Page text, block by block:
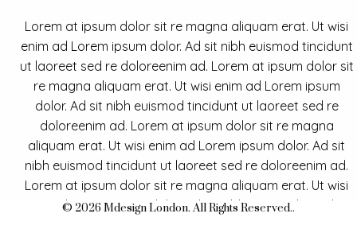
Lorem at ipsum dolor sit re magna aliquam erat. Ut wisi
enim ad Lorem ipsum dolor. Ad sit nibh euismod tincidunt
ut laoreet sed re doloreenim ad. Lorem at ipsum dolor sit
re magna aliquam erat. Ut wisi enim ad Lorem ipsum
dolor. Ad sit nibh euismod tincidunt ut laoreet sed re
doloreenim ad. Lorem at ipsum dolor sit re magna
aliquam erat. Ut wisi enim ad Lorem ipsum dolor. Ad sit
nibh euismod tincidunt ut laoreet sed re doloreenim ad.
Lorem at ipsum dolor sit re magna aliquam erat. Ut wisi
enim ad Lorem ipsum dolor. Ad sit nibh euismod tincidunt
© 2026 Mdesign London. All Rights Reserved..